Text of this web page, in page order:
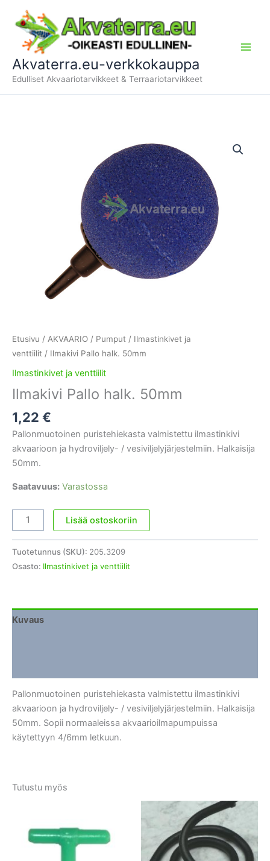
sisältöön
Akvaterra.eu-verkkokauppa
Edulliset Akvaariotarvikkeet & Terraariotarvikkeet
Etusivu / AKVAARIO / Pumput / Ilmastinkivet ja
venttiilit / Ilmakivi Pallo halk. 50mm
Ilmastinkivet ja venttiilit
Ilmakivi Pallo halk. 50mm
1,22 €
Pallonmuotoinen puristehiekasta valmistettu ilmastinkivi
akvaarioon ja hydroviljely- / vesiviljelyjärjestelmiin. Halkaisija
50mm.
Saatavuus: Varastossa
Ilmakivi
Pallo
Lisää ostoskoriin
Tuotetunnus (SKU): 205.3209
Osasto: Ilmastinkivet ja venttiilit
Kuvaus
Pallonmuotoinen puristehiekasta valmistettu ilmastinkivi
akvaarioon ja hydroviljely- / vesiviljelyjärjestelmiin. Halkaisija
50mm. Sopii normaaleissa akvaarioilmapumpuissa
käytettyyn 4/6mm letkuun.
Tutustu myös